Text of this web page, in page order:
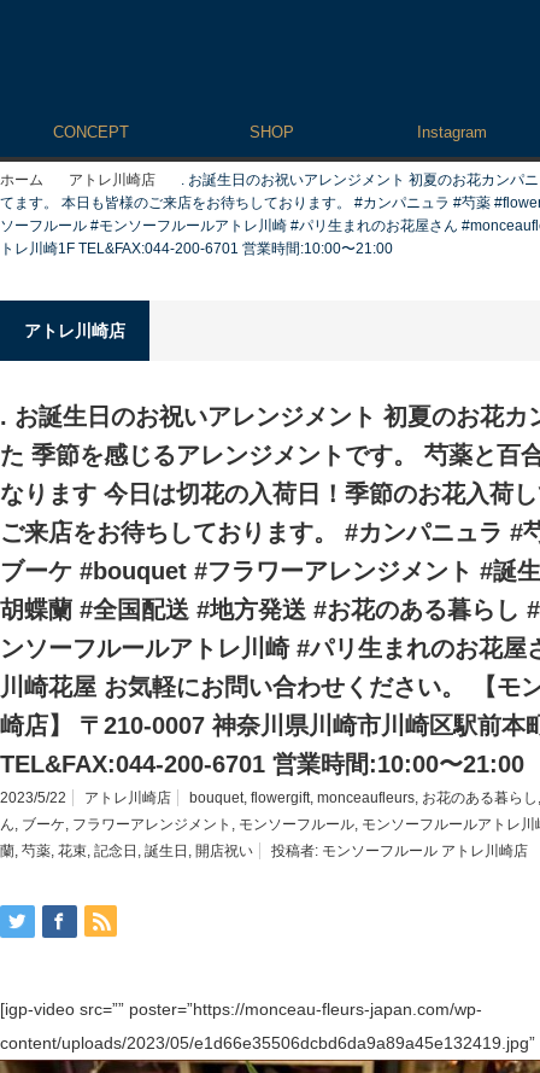
CONCEPT SHOP Instagram
ホーム アトレ川崎店
. お誕生日のお祝いアレンジメント 初夏のお花カンパ
てます。 本日も皆様のご来店をお待ちしております。 #カンパニュラ #芍薬
ソーフルール #モンソーフルールアトレ川崎 #パリ生まれのお花屋さん
トレ川崎1F TEL&FAX:044-200-6701 営業時間:10:00〜21:00
アトレ川崎店
. お誕生日のお祝いアレンジメント 初夏のお花カ
た 季節を感じるアレンジメントです。 芍薬と百
なります 今日は切花の入荷日！季節のお花入荷
ご来店をお待ちしております。 #カンパニュラ
ブーケ #bouquet #フラワーアレンジメント #誕
胡蝶蘭 #全国配送 #地方発送 #お花のある暮らし
ンソーフルールアトレ川崎 #パリ生まれのお花
川崎花屋 お気軽にお問い合わせください。 【モ
崎店】 〒210-0007 神奈川県川崎市川崎区駅前本
TEL&FAX:044-200-6701 営業時間:10:00〜21:00
2023/5/22 アトレ川崎店 bouquet, flowergift, monceaufleurs, お花のある暮らし
ん, ブーケ, フラワーアレンジメント , モンソーフルール, モンソーフルールアトレ川
蘭, 芍薬, 花束, 記念日 , 誕生日 , 開店祝い 投稿者: モンソーフルール アトレ川崎店
[igp-video src=”” poster=”https://monceau-fleurs-japan.com/wp-
content/uploads/2023/05/e1d66e35506dcbd6da9a89a45e132419.jpg”